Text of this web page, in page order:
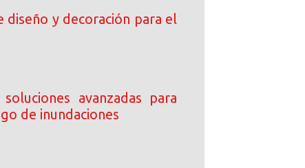
diseño y decoración para el
avanzadas para
de inundaciones